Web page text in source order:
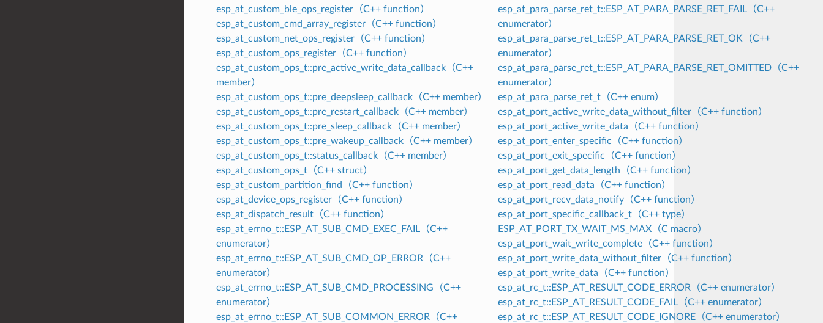
esp_at_custom_ble_ops_register（C++ function）
esp_at_custom_cmd_array_register（C++ function）
esp_at_custom_net_ops_register（C++ function）
esp_at_custom_ops_register（C++ function）
esp_at_custom_ops_t::pre_active_write_data_callback（C++
member）
esp_at_custom_ops_t::pre_deepsleep_callback（C++ member）
esp_at_custom_ops_t::pre_restart_callback（C++ member）
esp_at_custom_ops_t::pre_sleep_callback（C++ member）
esp_at_custom_ops_t::pre_wakeup_callback（C++ member）
esp_at_custom_ops_t::status_callback（C++ member）
esp_at_custom_ops_t（C++ struct）
esp_at_custom_partition_find（C++ function）
esp_at_device_ops_register（C++ function）
esp_at_dispatch_result（C++ function）
esp_at_errno_t::ESP_AT_SUB_CMD_EXEC_FAIL（C++
enumerator）
esp_at_errno_t::ESP_AT_SUB_CMD_OP_ERROR（C++
enumerator）
esp_at_errno_t::ESP_AT_SUB_CMD_PROCESSING（C++
enumerator）
esp_at_errno_t::ESP_AT_SUB_COMMON_ERROR（C++
esp_at_para_parse_ret_t::ESP_AT_PARA_PARSE_RET_FAIL（C++
enumerator）
esp_at_para_parse_ret_t::ESP_AT_PARA_PARSE_RET_OK（C++
enumerator）
esp_at_para_parse_ret_t::ESP_AT_PARA_PARSE_RET_OMITTED（C++
enumerator）
esp_at_para_parse_ret_t（C++ enum）
esp_at_port_active_write_data_without_filter（C++ function）
esp_at_port_active_write_data（C++ function）
esp_at_port_enter_specific（C++ function）
esp_at_port_exit_specific（C++ function）
esp_at_port_get_data_length（C++ function）
esp_at_port_read_data（C++ function）
esp_at_port_recv_data_notify（C++ function）
esp_at_port_specific_callback_t（C++ type）
ESP_AT_PORT_TX_WAIT_MS_MAX（C macro）
esp_at_port_wait_write_complete（C++ function）
esp_at_port_write_data_without_filter（C++ function）
esp_at_port_write_data（C++ function）
esp_at_rc_t::ESP_AT_RESULT_CODE_ERROR（C++ enumerator）
esp_at_rc_t::ESP_AT_RESULT_CODE_FAIL（C++ enumerator）
esp_at_rc_t::ESP_AT_RESULT_CODE_IGNORE（C++ enumerator）